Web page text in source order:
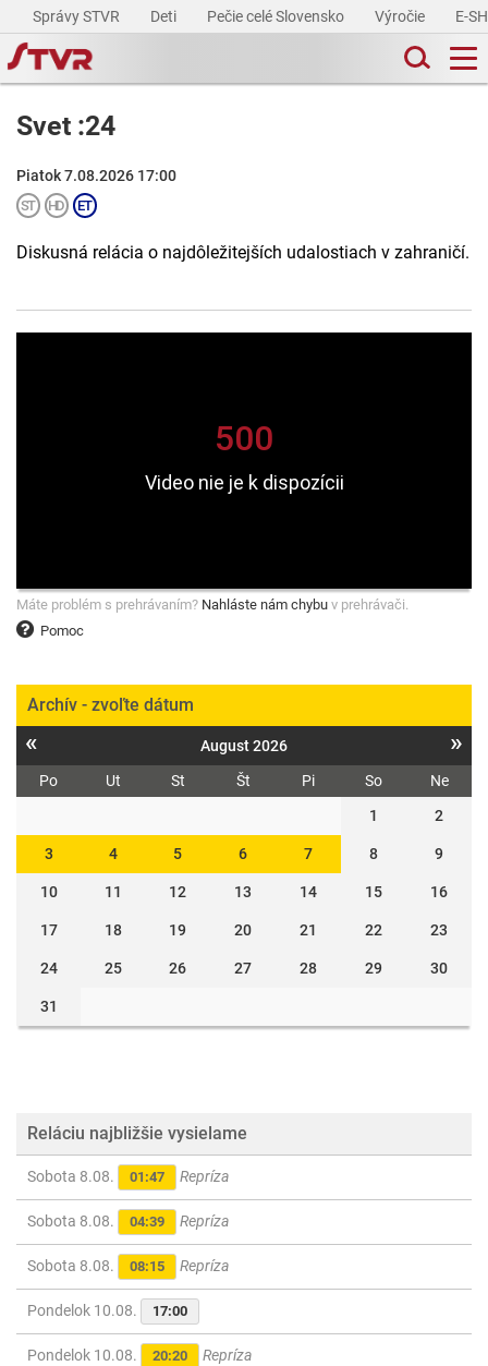
Správy STVR Deti Pečie celé Slovensko Výročie E-
Svet :24
Piatok 7.08.2026 17:00
Diskusná relácia o najdôležitejších udalostiach v zahraničí.
Pomoc
Máte problém s prehrávaním? Nahláste nám chybu v prehrávači.
Archív - zvoľte dátum
« August 2026 »
Po Ut St Št Pi So
Ne
1
2
3 4 5 6 7 8 9
10 11 12 13 14 15 16
17 18 19 20 21 22 23
24 25 26 27 28 29 30
31
Reláciu najbližšie vysielame
Sobota 8.08. 01:47 Repríza
Sobota 8.08. 04:39 Repríza
Sobota 8.08. 08:15 Repríza
Pondelok 10.08. 17:00
Pondelok 10.08. 20:20 Repríza